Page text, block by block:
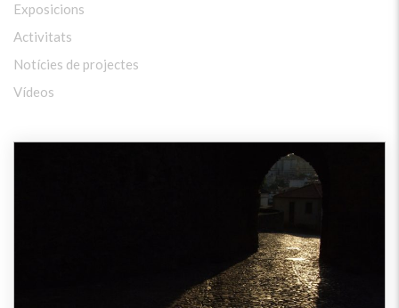
Exposicions
Activitats
Notícies de projectes
Vídeos